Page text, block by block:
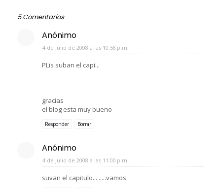
5 Comentarios
Anónimo
4 de julio de 2008 a las 10:58 p.m.
PLis suban el capi...
gracias
el blog esta muy bueno
Responder Borrar
Anónimo
4 de julio de 2008 a las 11:00 p.m.
suvan el capitulo.........vamos